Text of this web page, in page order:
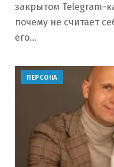
закрытом Telegram-
почему не считает
его…
ПЕРСОНА